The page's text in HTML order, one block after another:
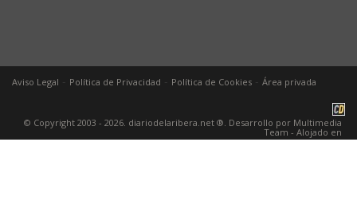
Aviso Legal Política de Privacidad Política de Cookies Área privada
© Copyright 2003 - 2026. diariodelaribera.net ®. Desarrollo por Multimedia
Team - Alojado en